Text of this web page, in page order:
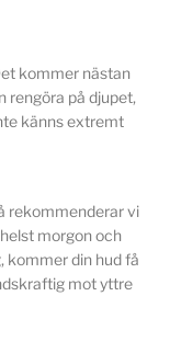
kommer nästan
rengöra på djupet,
känns extremt
rekommenderar vi
morgon och
kommer din hud få
mot yttre